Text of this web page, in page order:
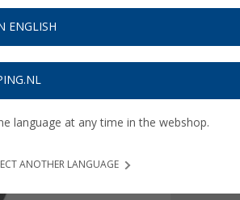
€
Prijzen
ENGLISH
language at any time in the webshop.
ANOTHER LANGUAGE